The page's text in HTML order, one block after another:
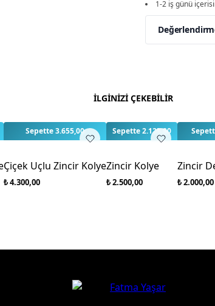
1-2 iş günü
Bu ürün
İLGİNİZİ ÇEKEBİLİR
Sepette 3.655,00
Çiçek Uçlu Zincir Kolye
₺ 4.300,00
Sepette 2.125,00
Zincir Kolye
₺ 2.500,00
Zincir
₺ 2.000,00